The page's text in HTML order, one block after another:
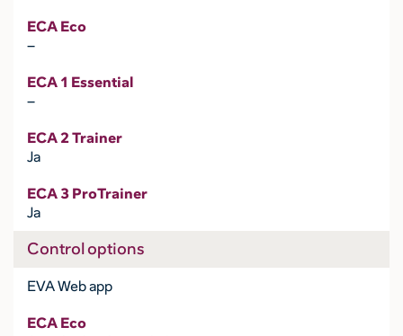
ECA Eco
–
ECA 1 Essential
–
ECA 2 Trainer
Ja
ECA 3 ProTrainer
Ja
Control options
EVA Web app
ECA Eco